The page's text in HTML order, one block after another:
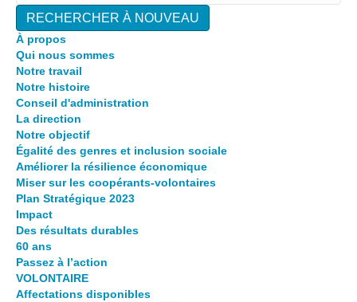
RECHERCHER À NOUVEAU
À propos
Qui nous sommes
Notre travail
Notre histoire
Conseil d'administration
La direction
Notre objectif
Égalité des genres et inclusion sociale
Améliorer la résilience économique
Miser sur les coopérants-volontaires
Plan Stratégique 2023
Impact
Des résultats durables
60 ans
Passez à l’action
VOLONTAIRE
Affectations disponibles